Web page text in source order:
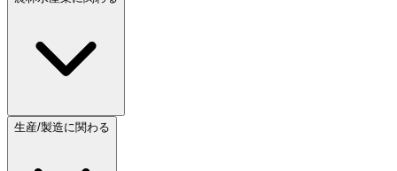
生産/製造に関わる